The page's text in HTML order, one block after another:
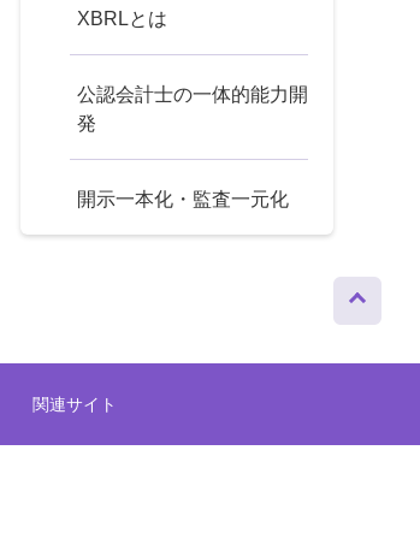
XBRLとは
公認会計士の一体的能力開
発
開示一本化・監査一元化
ップへ
関連サイト